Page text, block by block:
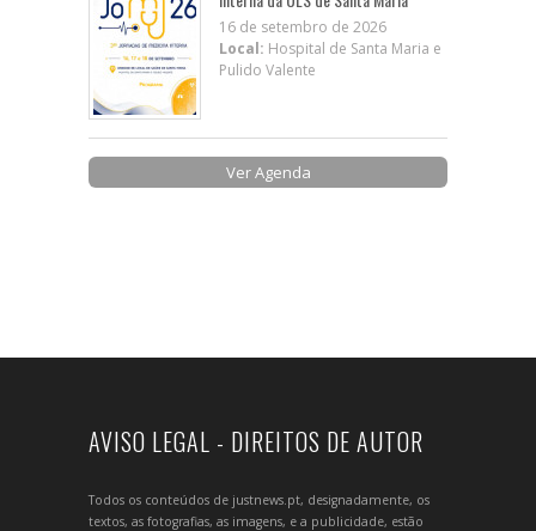
16 de setembro de 2026
Local: Hospital de Santa Maria e
Pulido Valente
Ver Agenda
AVISO LEGAL - DIREITOS DE AUTOR
Todos os conteúdos de justnews.pt, designadamente, os
textos, as fotografias, as imagens, e a publicidade, estão